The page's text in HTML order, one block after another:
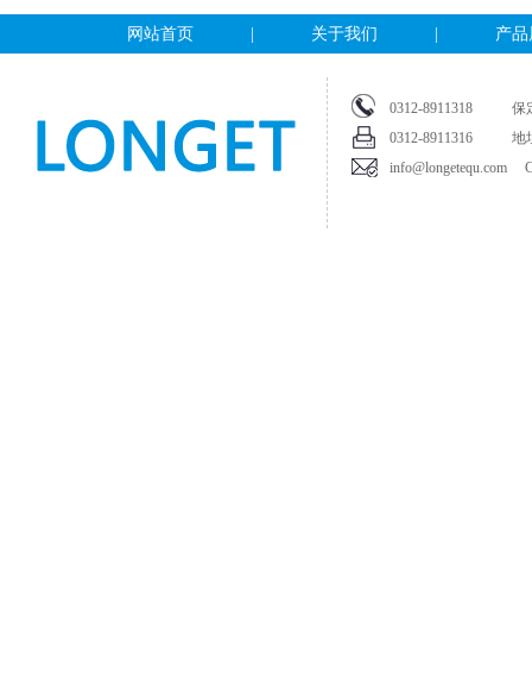
网站首页 关于我们 产
0312-8911318 保定
0312-8911316 地址
info@longetequ.com